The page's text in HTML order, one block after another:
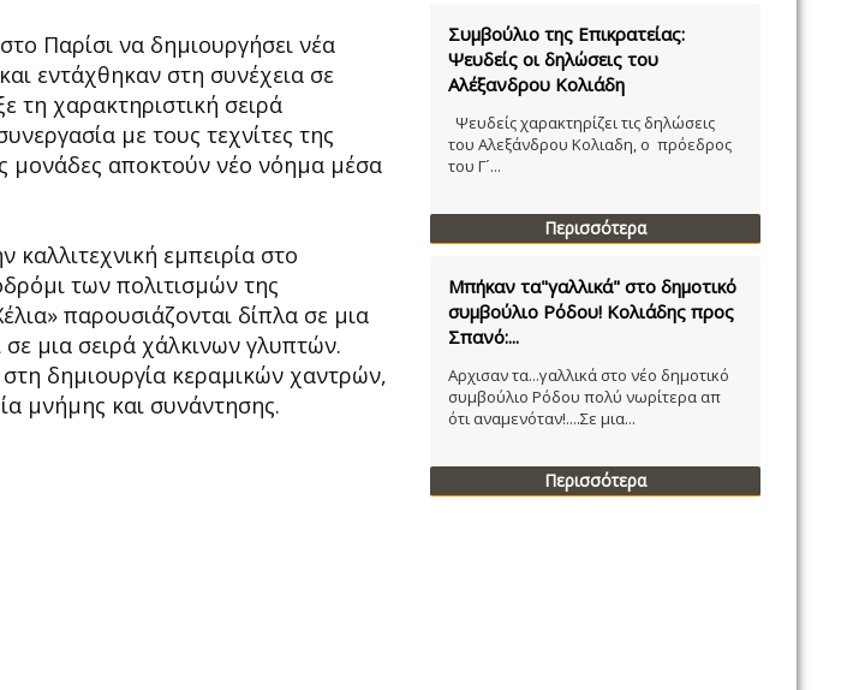
Παρίσι να δημιουργήσει νέα
εντάχθηκαν στη συνέχεια σε
τη χαρακτηριστική σειρά
με τους τεχνίτες της
μονάδες αποκτούν νέο νόημα μέσα
καλλιτεχνική εμπειρία στο
των πολιτισμών της
παρουσιάζονται δίπλα σε μια
μια σειρά χάλκινων γλυπτών.
δημιουργία κεραμικών χαντρών,
μνήμης και συνάντησης.
Συμβούλιο της Επικρατείας:
Ψευδείς οι δηλώσεις του
Αλέξανδρου Κολιάδη
Ψευδείς χαρακτηρίζει τις δηλώσεις
του Αλεξάνδρου Κολιαδη, ο πρόεδρος
του Γ´...
Περισσότερα
Μπήκαν τα"γαλλικά" στο δημοτικό
συμβούλιο Ρόδου! Κολιάδης προς
Σπανό:...
Αρχισαν τα...γαλλικά στο νέο δημοτικό
συμβούλιο Ρόδου πολύ νωρίτερα απ
ότι αναμενόταν!....Σε μια...
Περισσότερα